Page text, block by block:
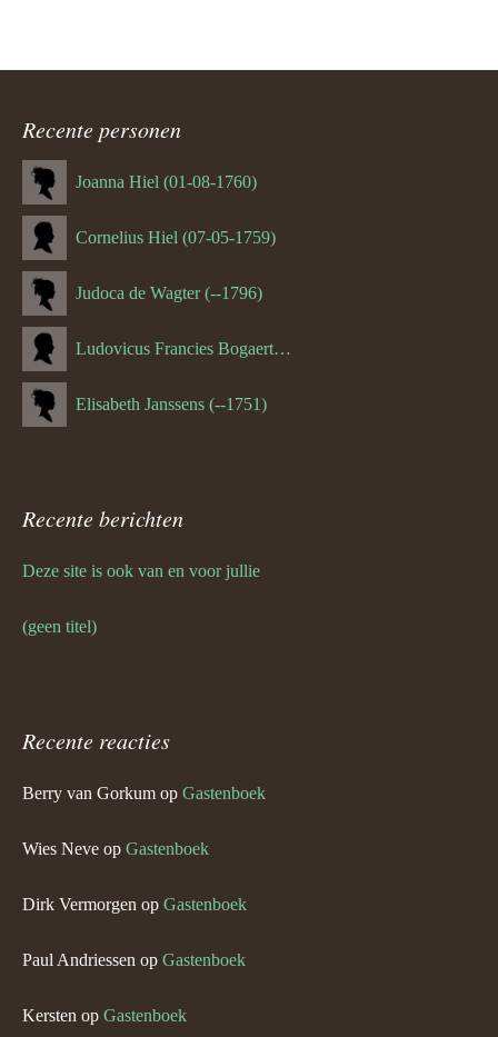
Recente personen
Joanna Hiel (01-08-1760)
Cornelius Hiel (07-05-1759)
Judoca de Wagter (--1796)
Ludovicus Francies Bogaert (--1825)
Elisabeth Janssens (--1751)
Recente berichten
Deze site is ook van en voor jullie
(geen titel)
Recente reacties
Berry van Gorkum op Gastenboek
Wies Neve op Gastenboek
Dirk Vermorgen op Gastenboek
Paul Andriessen op Gastenboek
Kersten op Gastenboek